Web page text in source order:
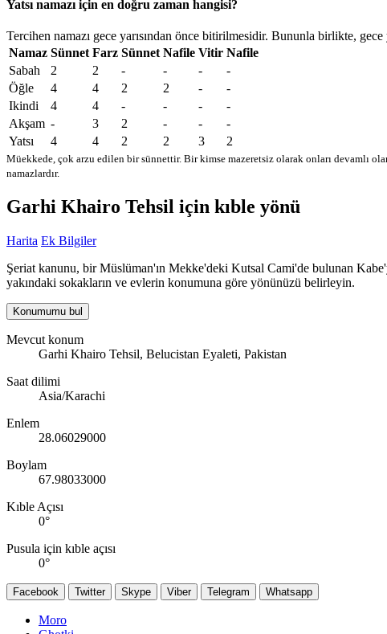
Yatsı namazı için en doğru zaman hangisi?
Tercihen namazı gece yarısından önce bitirilmesidir. Bununla birlikte,
Namaz Sünnet Farz Sünnet Nafile Vitir Nafile
Sabah
2 2 - - -
-
Öğle
4 4 2 2 -
-
Ikindi
4 4 - - -
-
Akşam - 3 2 - -
-
Yatsı
4 4 2 2 3 2
Müekkede, çok arzu edilen bir sünnettir. Bir kimse mazeretsiz olarak onları devamlı
namazlardır.
Garhi Khairo Tehsil için kıble yönü
Harita Ek Bilgiler
Şeriat kanunu, bir Müslüman'ın Mekke'deki Kutsal Cami'de bulunan
yakındaki sokakların ve evlerin konumuna göre yönünüzü belirleyin.
Konumumu bul
Mevcut konum
Garhi Khairo Tehsil, Belucistan Eyaleti, Pakistan
Saat dilimi
Asia/Karachi
Enlem
28.06029000
Boylam
67.98033000
Kıble Açısı
0°
Pusula için kıble açısı
0°
Facebook Twitter Skype Viber Telegram Whatsapp
Moro